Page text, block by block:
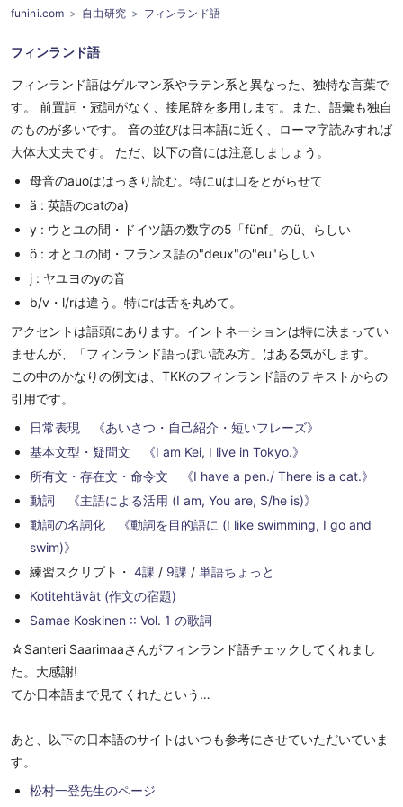
funini.com 自由研究 フィンランド語
フィンランド語
フィンランド語はゲルマン系やラテン系と異なった、独特な言葉で
す。 前置詞・冠詞がなく、接尾辞を多用します。また、語彙も独自
のものが多いです。 音の並びは日本語に近く、ローマ字読みすれば
大体大丈夫です。 ただ、以下の音には注意しましょう。
母音のauoははっきり読む。特にuは口をとがらせて
ä : 英語のcatのa)
y : ウとユの間・ドイツ語の数字の5「fünf」のü、らしい
ö : オとユの間・フランス語の"deux"の"eu"らしい
j : ヤユヨのyの音
b/v・l/rは違う。特にrは舌を丸めて。
アクセントは語頭にあります。イントネーションは特に決まってい
ませんが、「フィンランド語っぽい読み方」はある気がします。
この中のかなりの例文は、TKKのフィンランド語のテキストからの
引用です。
日常表現 《あいさつ・自己紹介・短いフレーズ》
基本文型・疑問文 《I am Kei, I live in Tokyo.》
所有文・存在文・命令文 《I have a pen./ There is a cat.》
動詞 《主語による活用 (I am, You are, S/he is)》
動詞の名詞化 《動詞を目的語に (I like swimming, I go and
swim)》
練習スクリプト・ 4課 / 9課 / 単語ちょっと
Kotitehtävät (作文の宿題)
Samae Koskinen :: Vol. 1 の歌詞
☆Santeri Saarimaaさんがフィンランド語チェックしてくれまし
た。大感謝!
てか日本語まで見てくれたという…
あと、以下の日本語のサイトはいつも参考にさせていただいていま
す。
松村一登先生のページ